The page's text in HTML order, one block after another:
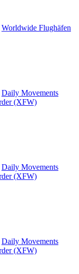
Worldwide Flughäfen
Daily Movements
(XFW)
Daily Movements
(XFW)
Daily Movements
(XFW)